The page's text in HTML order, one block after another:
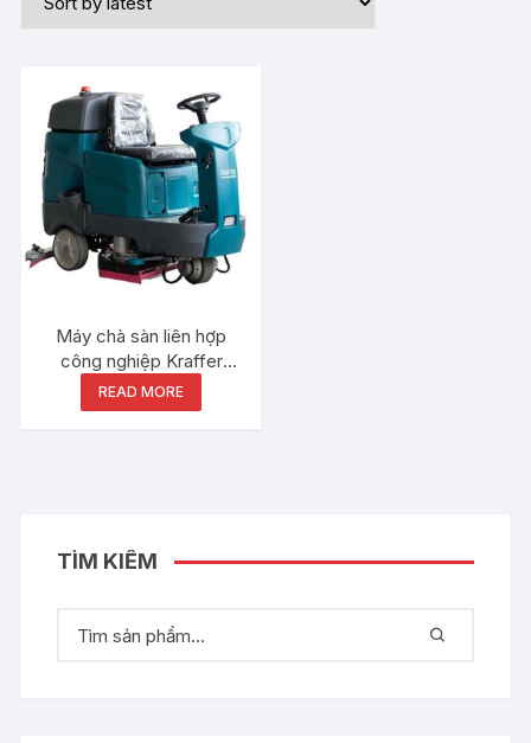
Máy chà sàn liên hợp
công nghiệp Kraffer
KF150
READ MORE
TÌM KIẾM